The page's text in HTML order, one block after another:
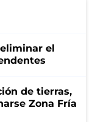
el
de tierras,
Zona Fría